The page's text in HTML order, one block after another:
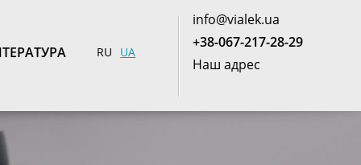
RU UA
info@vialek.ua
+38-067-217-28-29
Наш адрес